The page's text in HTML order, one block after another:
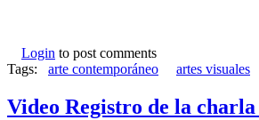
Login to post comments
Tags:
arte contemporáneo artes visuales
Video Registro de la